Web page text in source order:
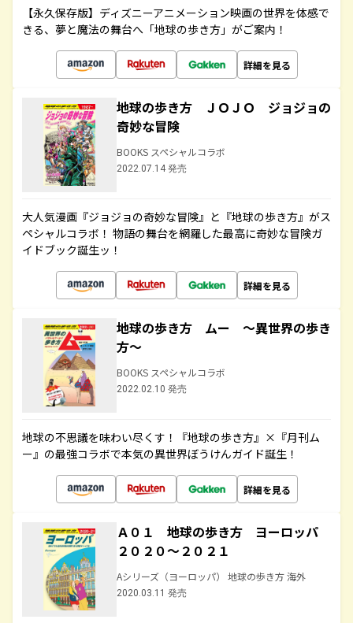
【永久保存版】ディズニーアニメーション映画の世界を体感で
きる、夢と魔法の舞台へ「地球の歩き方」がご案内！
詳細を見る
地球の歩き方 ＪＯＪＯ ジョジョの
奇妙な冒険
BOOKS スペシャルコラボ
2022.07.14 発売
大人気漫画『ジョジョの奇妙な冒険』と『地球の歩き方』がス
ペシャルコラボ！ 物語の舞台を網羅した最高に奇妙な冒険ガ
イドブック誕生ッ！
詳細を見る
地球の歩き方 ムー ～異世界の歩き
方～
BOOKS スペシャルコラボ
2022.02.10 発売
地球の不思議を味わい尽くす！『地球の歩き方』×『月刊ム
ー』の最強コラボで本気の異世界ぼうけんガイド誕生！
詳細を見る
Ａ０１ 地球の歩き方 ヨーロッパ
２０２０～２０２１
Aシリーズ（ヨーロッパ） 地球の歩き方 海外
2020.03.11 発売